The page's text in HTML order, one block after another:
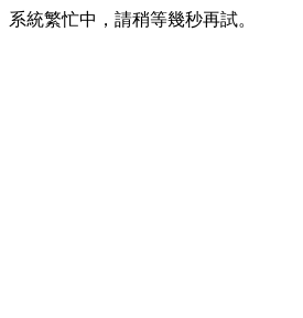
系統繁忙中，請稍等幾秒再試。